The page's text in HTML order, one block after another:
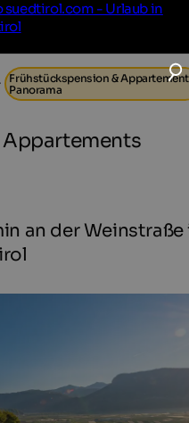
suedtirol.com - Urlaub in
Frühstückspension &
Panorama
Appartements
an der Weinstraße